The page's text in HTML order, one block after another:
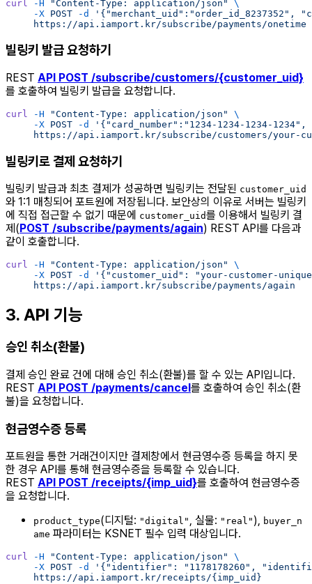
curl -H "Content-Type: application/json"
\
     -X
POST -d
'{"merchant_uid":"order_id_8237352",
     https://api.iamport.kr/subscribe/payments/onetime
빌링키 발급 요청하기
REST API POST /subscribe/customers/{customer_uid}
를 호출하여 빌링키 발급을 요청합니다.
curl -H "Content-Type: application/json"
\
     -X
POST -d
'{"card_number":"1234-1234-1234-
https://api.iamport.kr/subscribe/customers/your-
빌링키로 결제 요청하기
빌링키 발급과 최초 결제가 성공하면 빌링키는 전달된 customer_uid
와 1:1 매칭되어 포트원에 저장됩니다. 보안상의 이유로 서버는 빌링키
에 직접 접근할 수 없기 때문에
customer_uid를 이용해서 빌링키 결
제( POST /subscribe/payments/again) REST API를 다음과
같이 호출합니다.
curl -H "Content-Type: application/json"
\
     -X
POST -d
'{"customer_uid": "your-customer-
     https://api.iamport.kr/subscribe/payments/again
3. API 기능
승인 취소(환불)
결제 승인 완료 건에 대해 승인 취소(환불)를 할 수 있는 API입니다.
REST API POST /payments/cancel를 호출하여 승인 취소(환
불)을 요청합니다.
현금영수증 등록
포트원을 통한 거래건이지만 결제창에서 현금영수증 등록을 하지 못
한 경우 API를 통해 현금영수증을 등록할 수 있습니다.
REST API POST /receipts/{imp_uid}를 호출하여 현금영수증
을 요청합니다.
product_type(디지털: "digital" , 실물: "real" ), buyer_n
ame 파라미터는 KSNET 필수 입력 대상입니다.
curl -H "Content-Type: application/json"
\
     -X
POST -d
'{"identifier": "1178178260",
     https://api.iamport.kr/receipts/{imp_uid}